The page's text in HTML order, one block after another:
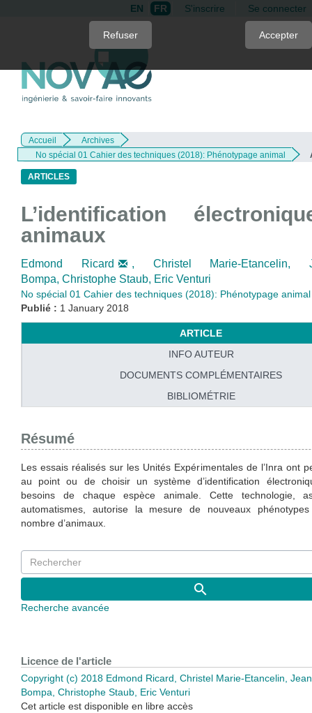
page
content
Navigation
Main
Content
Sidebar
EN FR S'inscrire Se connecter
Accueil
Archives
No spécial 01 Cahier des techniques (2018): Phénotypage animal
ARTICLES
L’identification
animaux
Edmond Ricard , Christel Marie-Etancelin,
Bompa, Christophe Staub, Eric Venturi
No spécial 01 Cahier des techniques (2018): Phénotypage animal
Publié : 1 January 2018
ARTICLE
INFO AUTEUR
DOCUMENTS COMPLÉMENTAIRES
BIBLIOMÉTRIE
Résumé
Les essais réalisés sur les Unités Expérimentales de l’Inra ont
au point ou de choisir un système d’identification
besoins de chaque espèce animale. Cette technologie,
automatismes, autorise la mesure de nouveaux
nombre d’animaux.
Recherche avancée
Licence de l'article
Copyright (c) 2018 Edmond Ricard, Christel Marie-Etancelin,
Bompa, Christophe Staub, Eric Venturi
Cet article est disponible en libre accès
Refuser Accepter